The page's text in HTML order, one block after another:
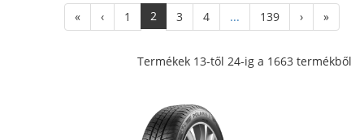
« ‹ 1 2 3 4 ... 139 › »
Termékek 13-től 24-ig a 1663 termékből